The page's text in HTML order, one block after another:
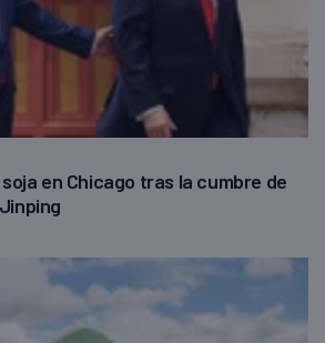
en Chicago tras la cumbre de